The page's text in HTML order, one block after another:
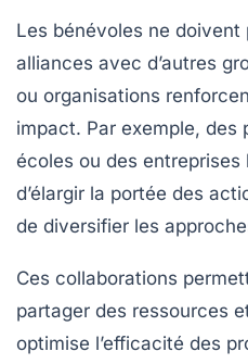
Les bénévoles ne doivent
alliances avec d’autres
ou organisations
impact. Par exemple, des
écoles ou des
d’élargir la portée des
de diversifier les
Ces collaborations
partager des ressources
optimise l’efficacité des